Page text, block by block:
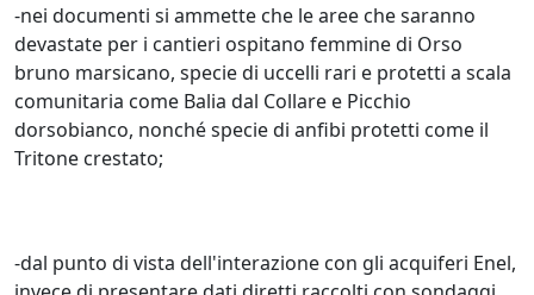
-nei documenti si ammette che le aree che saranno
devastate per i cantieri ospitano femmine di Orso
bruno marsicano, specie di uccelli rari e protetti a scala
comunitaria come Balia dal Collare e Picchio
dorsobianco, nonché specie di anfibi protetti come il
Tritone crestato;
-dal punto di vista dell'interazione con gli acquiferi Enel,